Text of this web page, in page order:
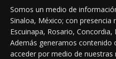
Somos un medio de
Sinaloa, México; con presencia
Escuinapa, Rosario,
Además generamos contenido
acceder por medio de nuestras